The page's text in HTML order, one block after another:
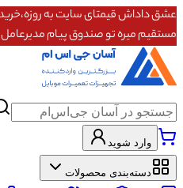
مستقیم میره تو صندوق پیام مدیرعامل 09100215792 (فقط پیام بده- تماس پاسخگو نیستم)
وارد شوید
دسته‌بندی محصولات